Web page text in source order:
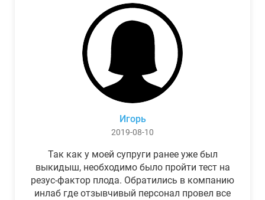
Игорь
2019-08-10
Так как у моей супруги ранее уже был
выкидыш, необходимо было пройти тест на
резус-фактор плода. Обратились в компанию
инлаб где отзывчивый персонал провел все